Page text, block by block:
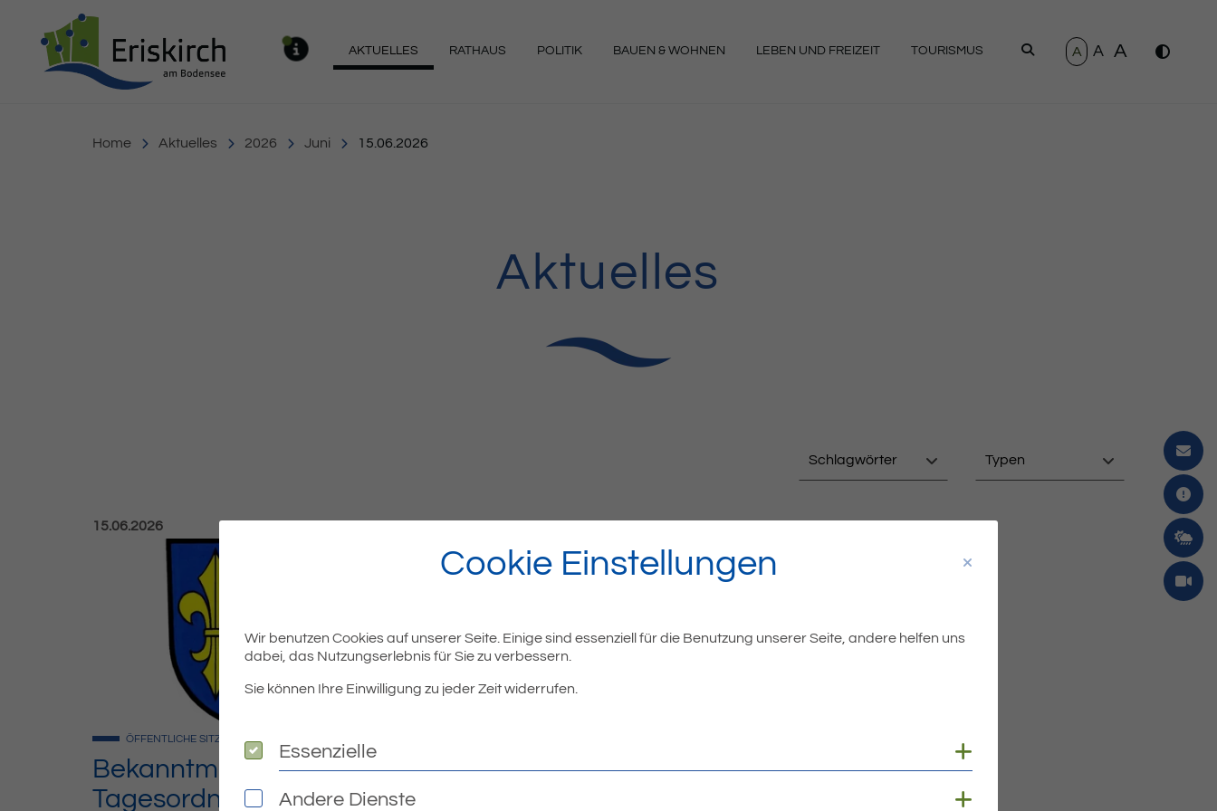
AKTUELLES RATHAUS POLITIK BAUEN & WOHNEN LEBEN UND FREIZEIT TOURISMUS SUCHEN
A A A
Home Aktuelles 2026 Juni 15.06.2026
Aktuelles
Schlagwörter Typen
Veröffentlicht am:
15.06.2026
Bekanntmachung der
Tagesordnung der
ÖFFENTLICHE SITZUNG 2026
Cookie Einstellungen
Wir benutzen Cookies auf unserer Seite. Einige sind essenziell für die Benutzung unserer Seite, andere helfen uns
dabei, das Nutzungserlebnis für Sie zu verbessern.
Sie können Ihre Einwilligung zu jeder Zeit widerrufen.
Essenzielle
Essenzielle
Andere Dienste
Andere Dienste